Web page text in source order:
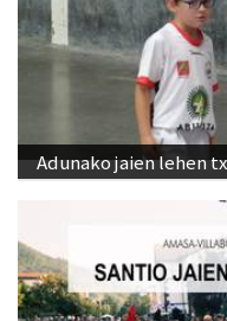
Adunako jaien lehen